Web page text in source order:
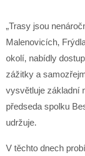
„Trasy jsou
Malenovicích,
okolí, nabídly
zážitky a
vysvětluje základní
předseda spolku
udržuje.
V těchto dnech